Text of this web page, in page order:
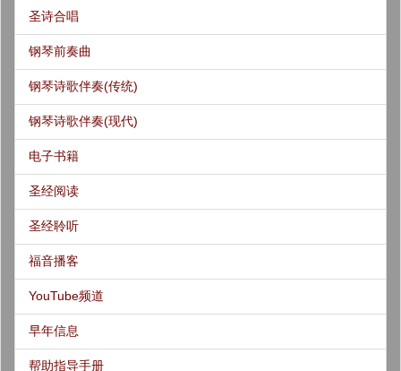
圣诗合唱
钢琴前奏曲
钢琴诗歌伴奏(传统)
钢琴诗歌伴奏(现代)
电子书籍
圣经阅读
圣经聆听
福音播客
YouTube频道
早年信息
帮助指导手册